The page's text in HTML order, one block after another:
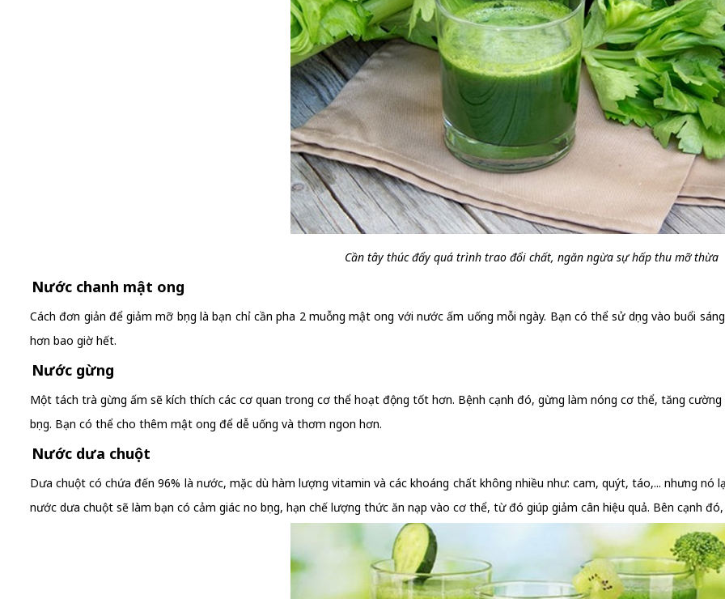
Cần tây thúc đẩy quá trình trao đổi chất, ngăn ngừa sự hấp thu mỡ thừa
Nước chanh mật ong
Cách đơn giản để giảm mỡ bụng là bạn chỉ cần pha 2 muỗng mật ong với nước ấm uống mỗi ngày. Bạn có thể sử dụng vào buổi
hơn bao giờ hết.
Nước gừng
Một tách trà gừng ấm sẽ kích thích các cơ quan trong cơ thể hoạt động tốt hơn. Bệnh cạnh đó, gừng làm nóng cơ thể, tăng
bụng. Bạn có thể cho thêm mật ong để dễ uống và thơm ngon hơn.
Nước dưa chuột
Dưa chuột có chứa đến 96% là nước, mặc dù hàm lượng vitamin và các khoáng chất không nhiều như: cam, quýt, táo,... nhưng nó
nước dưa chuột sẽ làm bạn có cảm giác no bụng, hạn chế lượng thức ăn nạp vào cơ thể, từ đó giúp giảm cân hiệu quả. Bên cạnh